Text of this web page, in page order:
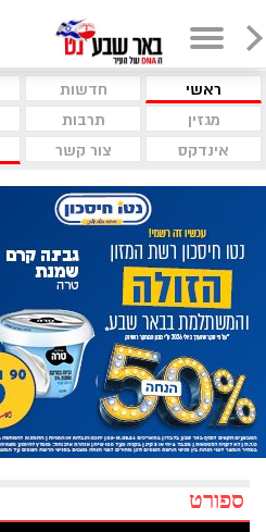
ראשי חדשות
מגזין
תרבות
אינדקס
צור קשר
ספורט